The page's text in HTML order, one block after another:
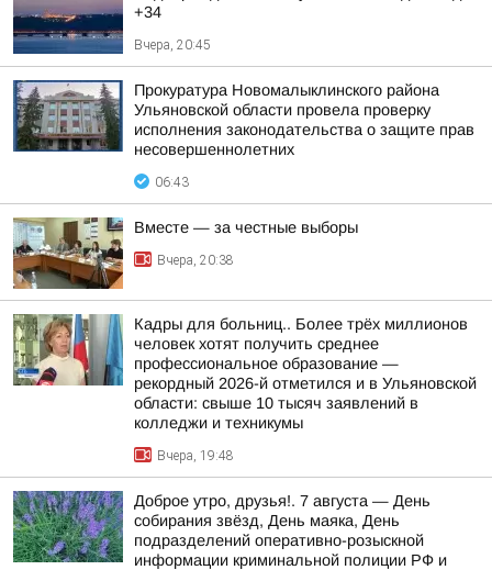
+34
Вчера, 20:45
Прокуратура Новомалыклинского района
Ульяновской области провела проверку
исполнения законодательства о защите прав
несовершеннолетних
06:43
Вместе — за честные выборы
Вчера, 20:38
Кадры для больниц.. Более трёх миллионов
человек хотят получить среднее
профессиональное образование —
рекордный 2026-й отметился и в Ульяновской
области: свыше 10 тысяч заявлений в
колледжи и техникумы
Вчера, 19:48
Доброе утро, друзья!. 7 августа — День
собирания звёзд, День маяка, День
подразделений оперативно-розыскной
информации криминальной полиции РФ и